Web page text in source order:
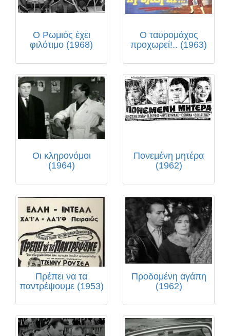
Ο Ρωμιός έχει
φιλότιμο (1968)
Ο ταυρομάχος
προχωρεί!.. (1963)
Οι κληρονόμοι
(1964)
Πονεμένη μητέρα
(1962)
Πρέπει να τα
παντρέψουμε (1953)
Προδομένη αγάπη
(1962)